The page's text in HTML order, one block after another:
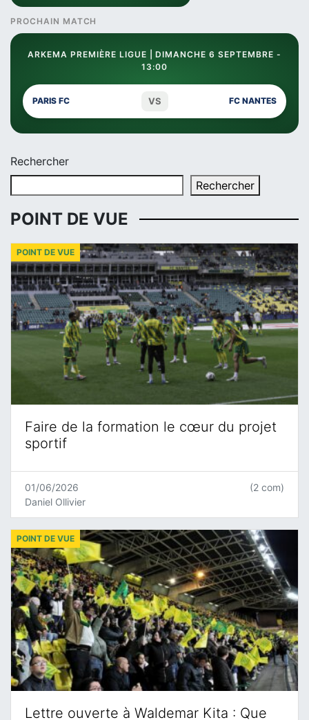
PROCHAIN MATCH
ARKEMA PREMIÈRE LIGUE | DIMANCHE 6 SEPTEMBRE -
13:00
PARIS FC VS FC NANTES
Rechercher
Rechercher
POINT DE VUE
Faire de la formation le cœur du projet
sportif
POINT DE VUE
01/06/2026
Daniel Ollivier
(2 com)
Lettre ouverte à Waldemar Kita : Que
POINT DE VUE